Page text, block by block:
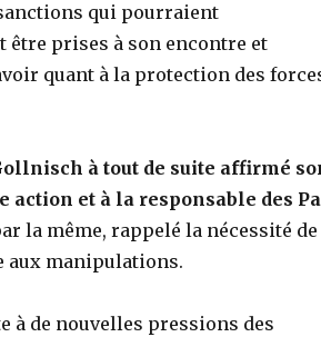
qui pourraient
être prises à son encontre et
quant à la protection des
à tout de suite affirmé
action et à la responsable des
la même, rappelé la nécessité
aux manipulations.
à de nouvelles pressions des